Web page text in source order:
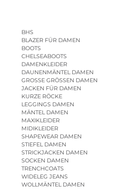
BHS
BLAZER FÜR DAMEN
BOOTS
CHELSEABOOTS
DAMENKLEIDER
DAUNENMÄNTEL DAMEN
GROSSE GRÖSSEN DAMEN
JACKEN FÜR DAMEN
KURZE RÖCKE
LEGGINGS DAMEN
MÄNTEL DAMEN
MAXIKLEIDER
MIDIKLEIDER
SHAPEWEAR DAMEN
STIEFEL DAMEN
STRICKJACKEN DAMEN
SOCKEN DAMEN
TRENCHCOATS
WIDELEG JEANS
WOLLMÄNTEL DAMEN